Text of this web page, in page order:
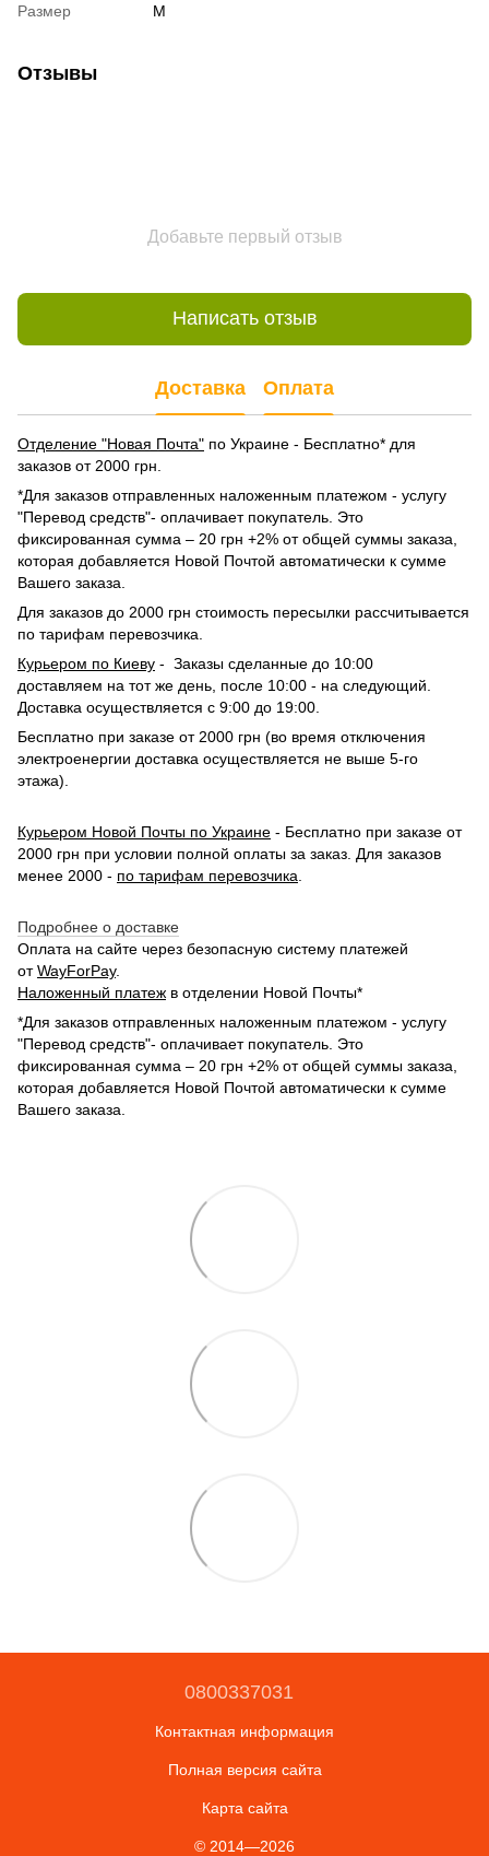
Размер
M
Отзывы
Добавьте первый отзыв
Написать отзыв
Доставка Оплата
Отделение "Новая Почта" по Украине - Бесплатно* для
заказов от 2000 грн.
*Для заказов отправленных наложенным платежом - услугу
"Перевод средств"- оплачивает покупатель. Это
фиксированная сумма – 20 грн +2% от общей суммы заказа,
которая добавляется Новой Почтой автоматически к сумме
Вашего заказа.
Для заказов до 2000 грн стоимость пересылки рассчитывается
по тарифам перевозчика.
Курьером по Киеву - Заказы сделанные до 10:00
доставляем на тот же день, после 10:00 - на следующий.
Доставка осуществляется с 9:00 до 19:00.
Бесплатно при заказе от 2000 грн (во время отключения
электроенергии доставка осуществляется не выше 5-го
этажа).
Курьером Новой Почты по Украине - Бесплатно при заказе от
2000 грн при условии полной оплаты за заказ. Для заказов
менее 2000 - по тарифам перевозчика
Подробнее о доставке
Оплата на сайте через безопасную систему платежей
отWayForPay.
Наложенный платеж в отделении Новой Почты*
*Для заказов отправленных наложенным платежом - услугу
"Перевод средств"- оплачивает покупатель. Это
фиксированная сумма – 20 грн +2% от общей суммы заказа,
которая добавляется Новой Почтой автоматически к сумме
Вашего заказа.
0800337031
Контактная информация
Полная версия сайта
Карта сайта
© 2014—2026